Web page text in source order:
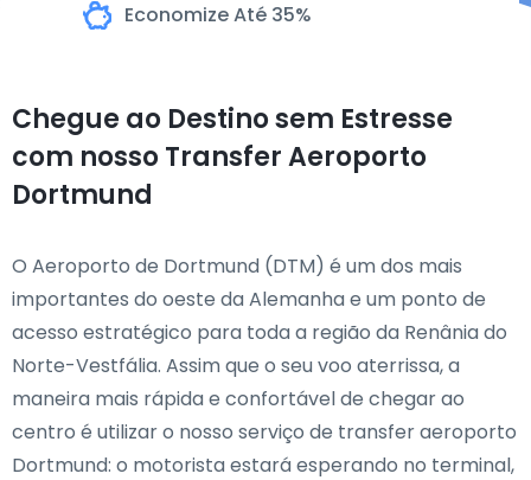
Economize Até 35%
Chegue ao Destino sem Estresse
com nosso Transfer Aeroporto
Dortmund
O Aeroporto de Dortmund (DTM) é um dos mais
importantes do oeste da Alemanha e um ponto de
acesso estratégico para toda a região da Renânia do
Norte-Vestfália. Assim que o seu voo aterrissa, a
maneira mais rápida e confortável de chegar ao
centro é utilizar o nosso serviço de transfer aeroporto
Dortmund: o motorista estará esperando no terminal,